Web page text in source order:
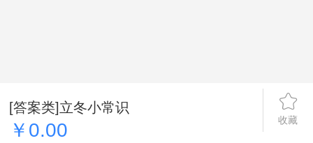
[答案类]立冬小常识
收藏
￥0.00